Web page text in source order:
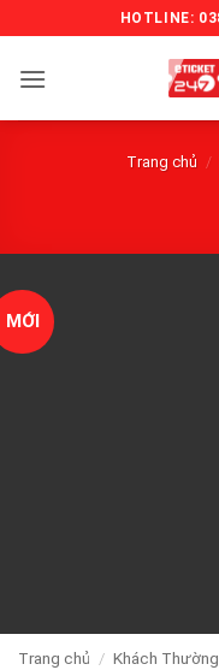
qua
nội
HOTLINE:
Trang chủ /
MỚI
Trang chủ / Khách